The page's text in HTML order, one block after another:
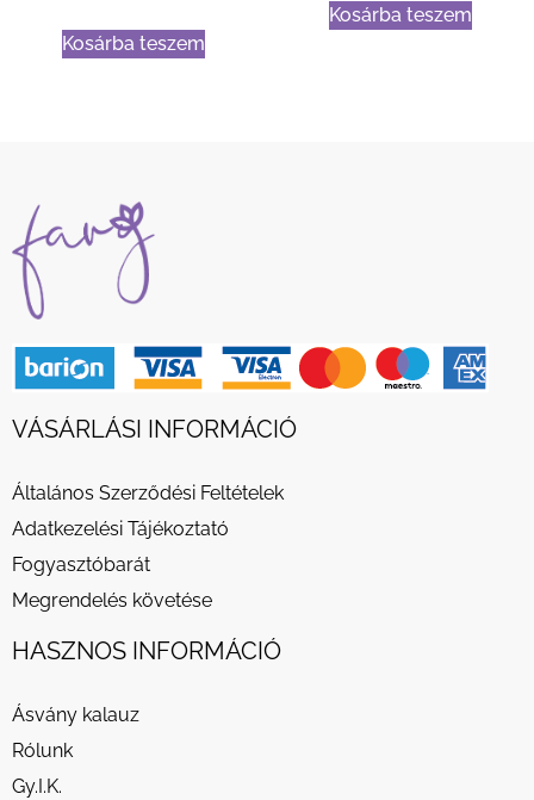
Kosárba teszem
Kosárba teszem
VÁSÁRLÁSI INFORMÁCIÓ
Általános Szerződési Feltételek
Adatkezelési Tájékoztató
Fogyasztóbarát
Megrendelés követése
HASZNOS INFORMÁCIÓ
Ásvány kalauz
Rólunk
Gy.I.K.